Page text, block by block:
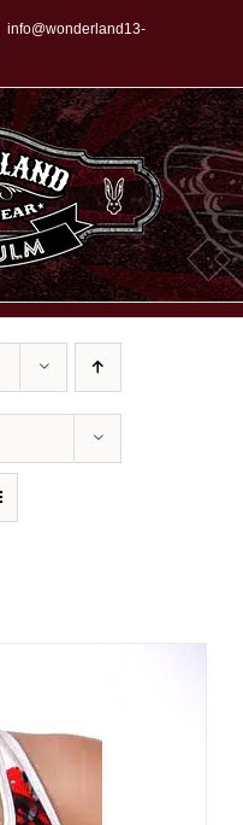
info@wonderland13-